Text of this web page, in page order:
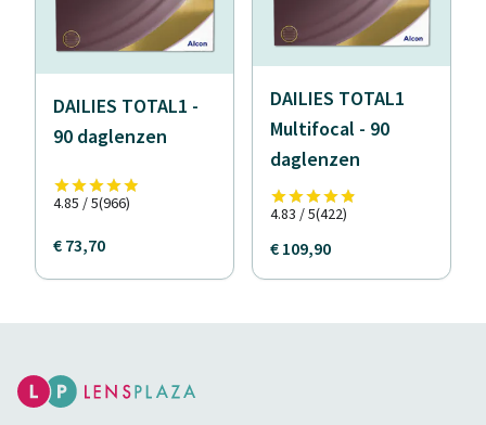
DAILIES TOTAL1 -
90 daglenzen
4.85 / 5(966)
€ 73,70
DAILIES TOTAL1
Multifocal - 90
daglenzen
4.83 / 5(422)
€ 109,90